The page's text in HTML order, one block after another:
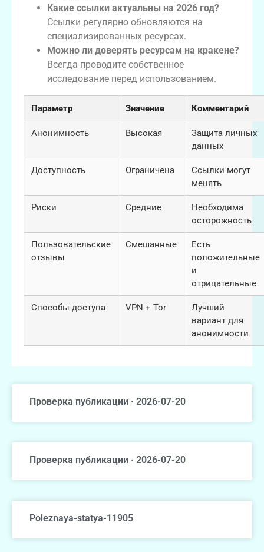
Какие ссылки актуальны на 2026 год?
Ссылки регулярно обновляются на
специализированных ресурсах.
Можно ли доверять ресурсам на кракене?
Всегда проводите собственное
исследование перед использованием.
Параметр Значение Комментарий
Анонимность Высокая
Защита личных
данных
Доступность Ограничена
Ссылки могут
менять
Риски Средние
Необходима
осторожность
Пользовательские
отзывы
Смешанные
Есть
положительные
и
отрицательные
Способы доступа VPN + Tor
Лучший
вариант для
анонимности
Проверка публикации · 2026-07-20
Проверка публикации · 2026-07-20
Poleznaya-statya-11905